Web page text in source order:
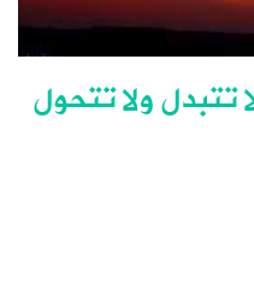
تتبدل ولا تتحول